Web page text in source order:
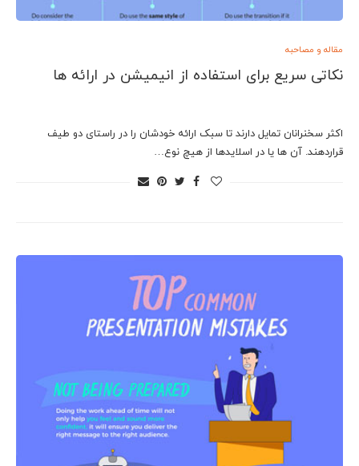
مقاله و مصاحبه
نکاتی سریع برای استفاده از انیمیشن در ارائه ها
اکثر سخنرانان تمایل دارند تا سبک ارائه خودشان را در راستای دو طیف
قراردهند. آن ها یا در اسلایدها از هیچ نوع…